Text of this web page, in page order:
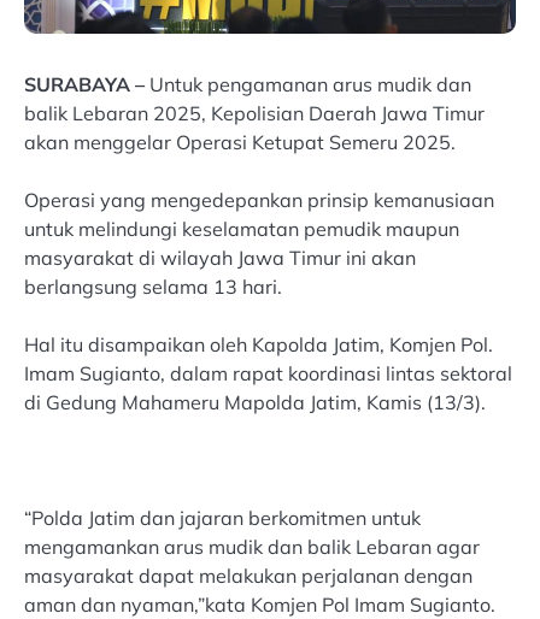
SURABAYA –Untuk pengamanan arus mudik dan
balik Lebaran 2025, Kepolisian Daerah Jawa Timur
akan menggelar Operasi Ketupat Semeru 2025.
Operasi yang mengedepankan prinsip kemanusiaan
untuk melindungi keselamatan pemudik maupun
masyarakat di wilayah Jawa Timur ini akan
berlangsung selama 13 hari.
Hal itu disampaikan oleh Kapolda Jatim, Komjen Pol.
Imam Sugianto, dalam rapat koordinasi lintas sektoral
di Gedung Mahameru Mapolda Jatim, Kamis (13/3).
“Polda Jatim dan jajaran berkomitmen untuk
mengamankan arus mudik dan balik Lebaran agar
masyarakat dapat melakukan perjalanan dengan
aman dan nyaman,”kata Komjen Pol Imam Sugianto.